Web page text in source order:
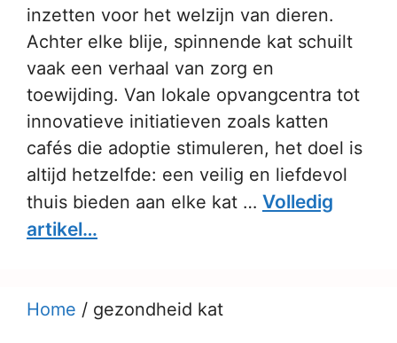
inzetten voor het welzijn van dieren.
Achter elke blije, spinnende kat schuilt
vaak een verhaal van zorg en
toewijding. Van lokale opvangcentra tot
innovatieve initiatieven zoals katten
cafés die adoptie stimuleren, het doel is
altijd hetzelfde: een veilig en liefdevol
thuis bieden aan elke kat … Volledig
artikel…
Home / gezondheid kat